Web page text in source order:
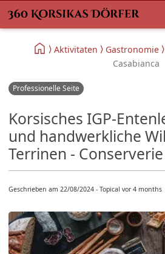
Aktivitaten Gastronomie
Casabianca
Professionelle Seite
Korsisches IGP-
und handwerkliche
Terrinen -
Geschrieben am 22/08/2024 - Topical vor 4 months